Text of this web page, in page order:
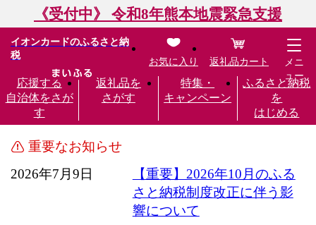
《受付中》 令和8年熊本地震緊急支援
イオンカードのふるさと納
税
応援する
自治体をさが
す
返礼品を
さがす
特集・
キャンペーン
ふるさと納税
を
はじめる
お気に入り 返礼品カート
メニ
ュー
重要なお知らせ
2026年7月9日
【重要】2026年10月のふる
さと納税制度改正に伴う影
響について